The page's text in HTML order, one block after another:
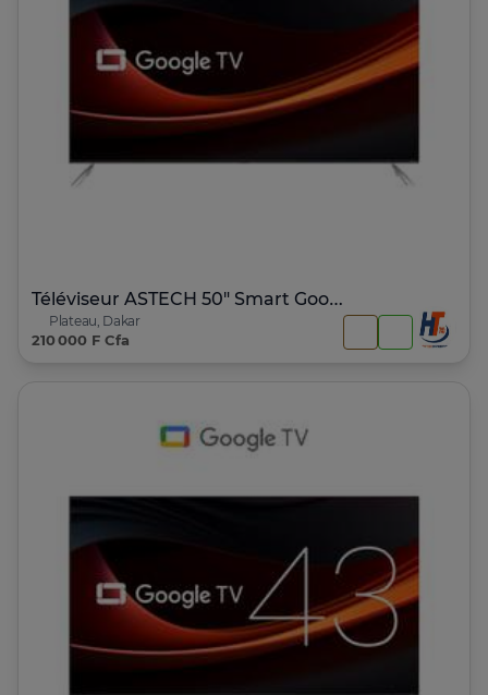
Téléviseur ASTECH 50" Smart Google Tv
Plateau, Dakar
210 000 F Cfa